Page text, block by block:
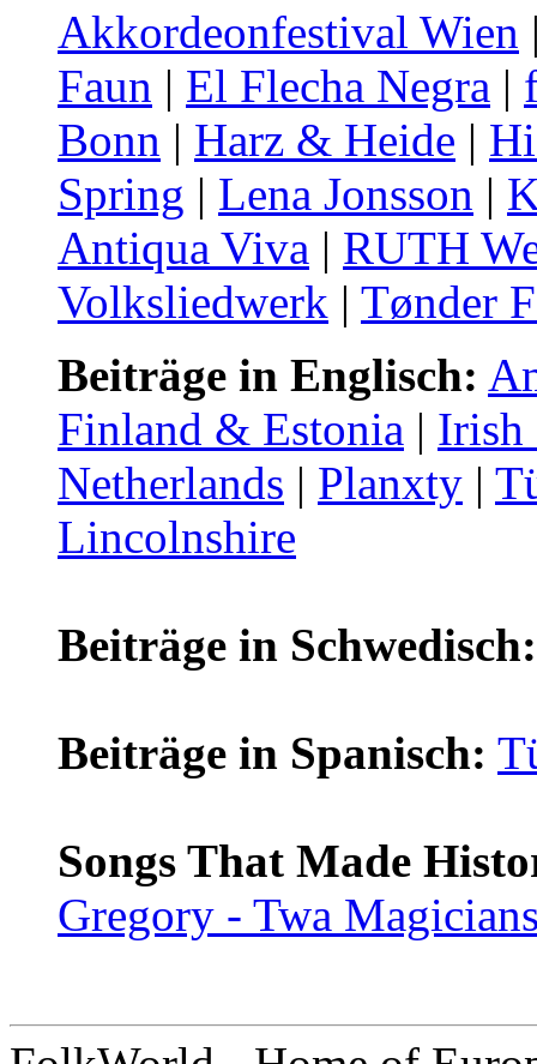
Akkordeonfestival Wien
Faun | El Flecha Negra |
Bonn | Harz & Heide |
Spring | Lena Jonsson |
Antiqua Viva | RUTH
Volksliedwerk | Tønder
Beiträge in Englisch:
Finland & Estonia | Irish
Netherlands | Planxty |
Lincolnshire
Beiträge in Schwedisch:
Beiträge in Spanisch:
Songs That Made
Gregory - Twa